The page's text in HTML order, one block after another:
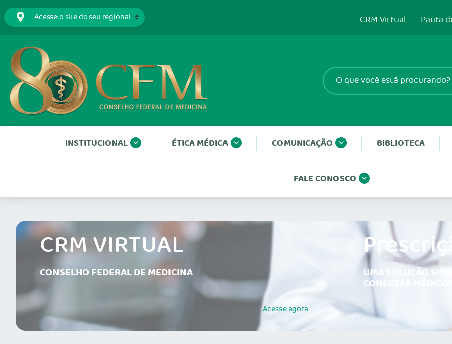
CRM Virtual Pauta
INSTITUCIONAL ÉTICA MÉDICA COMUNICAÇÃO BIBLIOTECA
FALE CONOSCO
CRM VIRTUAL
CONSELHO FEDERAL DE MEDICINA
Acesseagora
UMA SOLUÇÃO
CONECTAR